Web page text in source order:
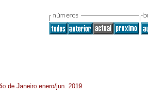
de Janeiro enero/jun. 2019